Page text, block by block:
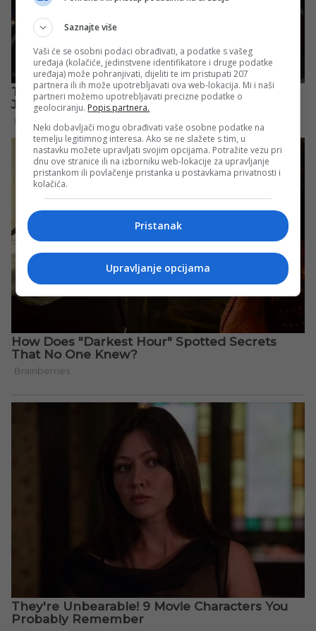
Saznajte više
Vaši će se osobni podaci obrađivati, a podatke s vašeg
uređaja (kolačiće, jedinstvene identifikatore i druge podatke
uređaja) može pohranjivati, dijeliti te im pristupati 207
partnera ili ih može upotrebljavati ova web-lokacija. Mi i naši
partneri možemo upotrebljavati precizne podatke o
geolociranju. Popis partnera.
Neki dobavljači mogu obrađivati vaše osobne podatke na
temelju legitimnog interesa. Ako se ne slažete s tim, u
nastavku možete upravljati svojim opcijama. Potražite vezu pri
dnu ove stranice ili na izborniku web-lokacije za upravljanje
pristankom ili povlačenje pristanka u postavkama privatnosti i
kolačića.
Pristanak
Upravljanje opcijama